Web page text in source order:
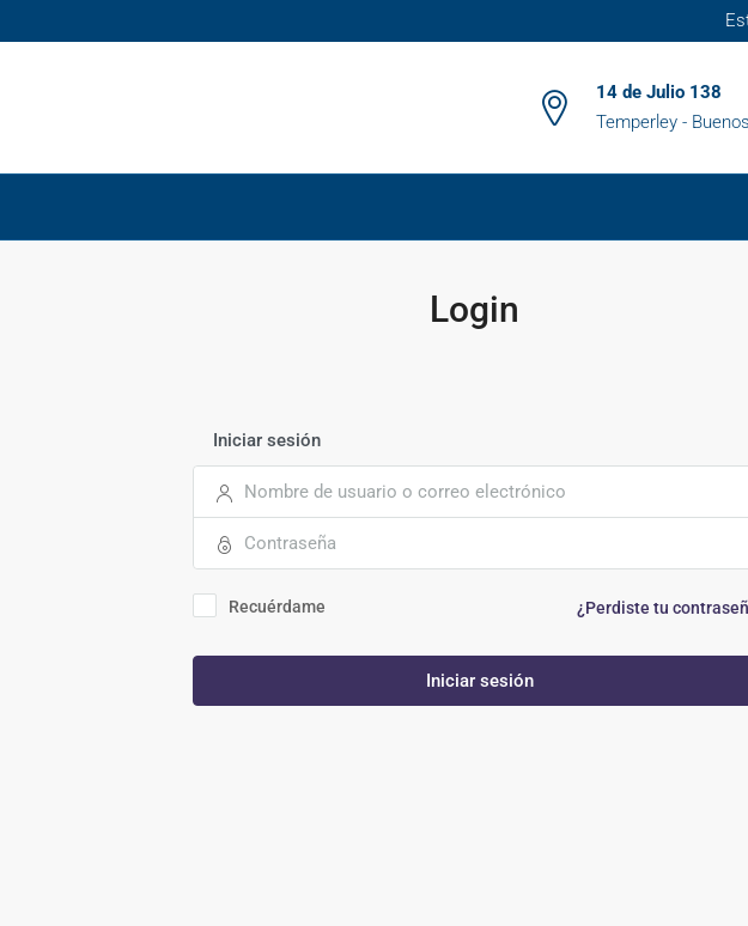
14 de Julio 138
Temperley -
Login
Iniciar sesión
Recuérdame ¿Perdiste tu
Iniciar sesión